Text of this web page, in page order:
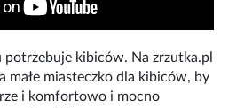
potrzebuje kibiców. Na zrzutka.pl
małe miasteczko dla kibiców, by
i komfortowo i mocno